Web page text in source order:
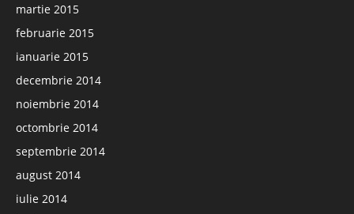
martie 2015
februarie 2015
ianuarie 2015
decembrie 2014
noiembrie 2014
octombrie 2014
septembrie 2014
august 2014
iulie 2014